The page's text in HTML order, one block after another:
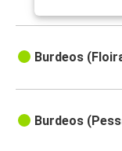
Burdeos
Burdeos